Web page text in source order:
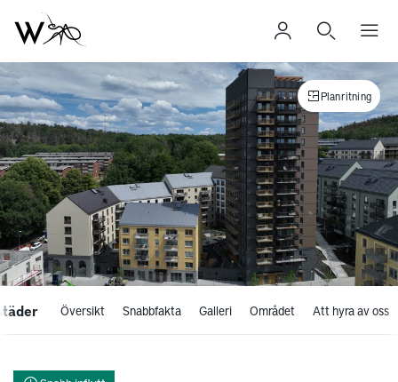
Planritning
Översikt Snabbfakta Galleri Området Att hyra av oss